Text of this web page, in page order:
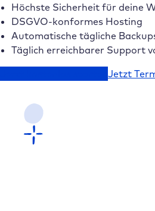
Höchste Sicherheit für deine
DSGVO-konformes Hosting
Automatische tägliche
Täglich erreichbarer Support
Jetzt